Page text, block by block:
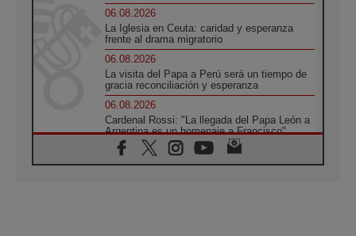
06.08.2026
La Iglesia en Ceuta: caridad y esperanza
frente al drama migratorio
06.08.2026
La visita del Papa a Perú será un tiempo de
gracia reconciliación y esperanza
06.08.2026
Cardenal Rossi: "La llegada del Papa León a
Argentina es un homenaje a Francisco"
06.08.2026
En Asís, León XIV invita a los jóvenes a